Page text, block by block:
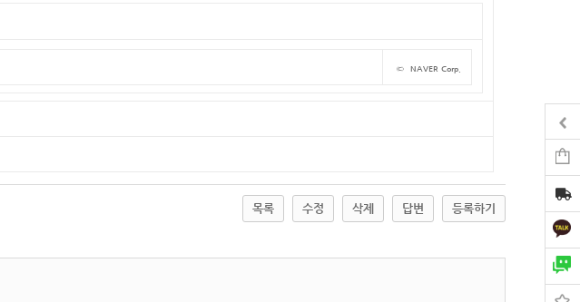
© NAVER Corp.
목록 수정 삭제 답변 등록하기